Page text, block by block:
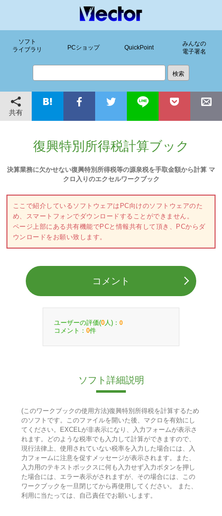
ソフト
ライブラリ
PCショップ QuickPoint
みんなの
電子署名
共有
復興特別所得税計算ブック
決算業務に欠かせない復興特別所得税等の源泉税を手取金額から計算 マ
クロ入りのエクセルワークブック
ここで紹介しているソフトウェアはPC向けのソフトウェアのた
め、スマートフォンでダウンロードすることができません。
ページ上部にある共有機能でPCと情報共有して頂き、PCからダ
ウンロードをお願い致します。
コメント
ユーザーの評価(0 人)： 0
コメント： 0件
ソフト詳細説明
(このワークブックの使用方法)復興特別所得税を計算するため
のソフトです。このファイルを開いた後、マクロを有効にし
てください。EXCELが非表示になり、入力フォームが表示さ
れます。どのような税率でも入力して計算ができますので、
現行法律上、使用されていない税率を入力した場合には、入
力フォームに注意を促すメッセージが表示されます。また、
入力用のテキストボックスに何も入力せず入力ボタンを押し
た場合には、エラー表示がされますが、その場合には、この
ワークブックを一旦閉じてから再使用してください。 また、
利用に当たっては、自己責任でお願いします。